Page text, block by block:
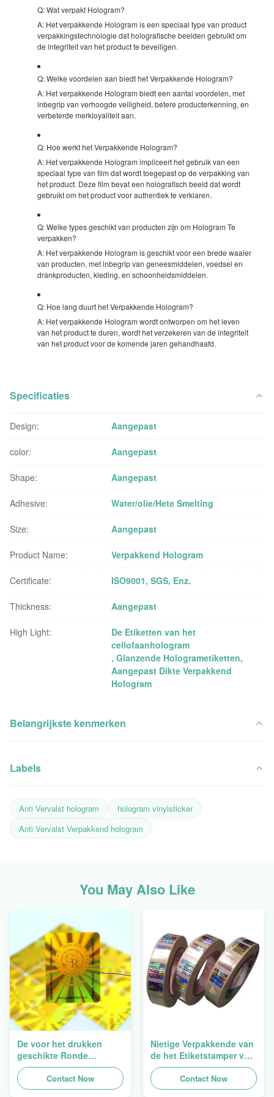
Q: Wat verpakt Hologram?
A: Het verpakkende Hologram is een speciaal type van product
verpakkingstechnologie dat holografische beelden gebruikt om
de integriteit van het product te beveiligen.
Q: Welke voordelen aan biedt het Verpakkende Hologram?
A: Het verpakkende Hologram biedt een aantal voordelen, met
inbegrip van verhoogde veiligheid, betere producterkenning, en
verbeterde merkloyaliteit aan.
Q: Hoe werkt het Verpakkende Hologram?
A: Het verpakkende Hologram impliceert het gebruik van een
speciaal type van film dat wordt toegepast op de verpakking van
het product. Deze film bevat een holografisch beeld dat wordt
gebruikt om het product voor authentiek te verklaren.
Q: Welke types geschikt van producten zijn om Hologram Te
verpakken?
A: Het verpakkende Hologram is geschikt voor een brede waaier
van producten, met inbegrip van geneesmiddelen, voedsel en
drankproducten, kleding, en schoonheidsmiddelen.
Q: Hoe lang duurt het Verpakkende Hologram?
A: Het verpakkende Hologram wordt ontworpen om het leven
van het product te duren, wordt het verzekeren van de integriteit
van het product voor de komende jaren gehandhaafd.
Specificaties
Design: Aangepast
color: Aangepast
Shape: Aangepast
Adhesive: Water/olie/Hete Smelting
Size: Aangepast
Product Name: Verpakkend Hologram
Certificate: ISO9001, SGS, Enz.
Thickness: Aangepast
High Light:
De Etiketten van het
cellofaanhologram
,Glanzende Hologrametiketten,
Aangepast Dikte Verpakkend
Hologram
Belangrijkste kenmerken
Labels
Anti Vervalst hologram
hologram vinylsticker
Anti Vervalst Verpakkend hologram
You May Also Like
De voor het drukken
geschikte Ronde
Verpakkende
Holografische
Zelfklevende Bladen van
Contact Now
Nietige Verpakkende van
de het Etiketstamper van
de Hologramveiligheid
Duidelijke het
Hologramsticker Logo
Contact Now